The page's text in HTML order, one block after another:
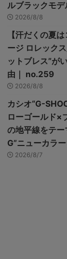
ルブラックモデ
2026/8/8
【汗だくの夏
ージ ロレック
ットブレス”が
由｜ no.259
2026/8/8
カシオ“G-
ローゴールド×
の地平線をテー
G”ニューカラ
2026/8/7